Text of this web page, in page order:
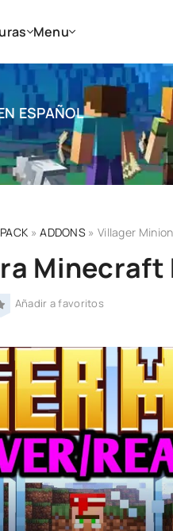
Menu
ESPAÑOL
»ADDONS » Villager
Minecraft
Añadir a favoritos